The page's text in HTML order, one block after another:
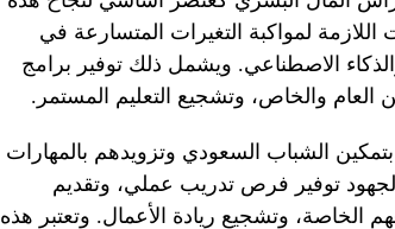
لمواكبة التغيرات المتسارعة في
الاصطناعي. ويشمل ذلك توفير برامج
العام والخاص، وتشجيع التعليم المستمر.
الشباب السعودي وتزويدهم بالمهارات
توفير فرص تدريب عملي، وتقديم
الخاصة، وتشجيع ريادة الأعمال. وتعتبر هذه